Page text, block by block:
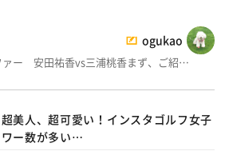
ogukao
ァー 安田祐香vs三浦桃香まず、ご紹…
美人、超可愛い！インスタゴルフ女子
ワー数が多い…